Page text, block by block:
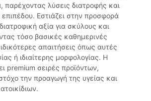
παρέχοντας λύσεις διατροφής και
Εστιάζει στην προσφορά
αξία για σκύλους και
τόσο βασικές καθημερινές
απαιτήσεις όπως αυτές
ή ιδιαίτερης μορφολογίας. Η
premium σειρές προϊόντων,
την προαγωγή της υγείας και